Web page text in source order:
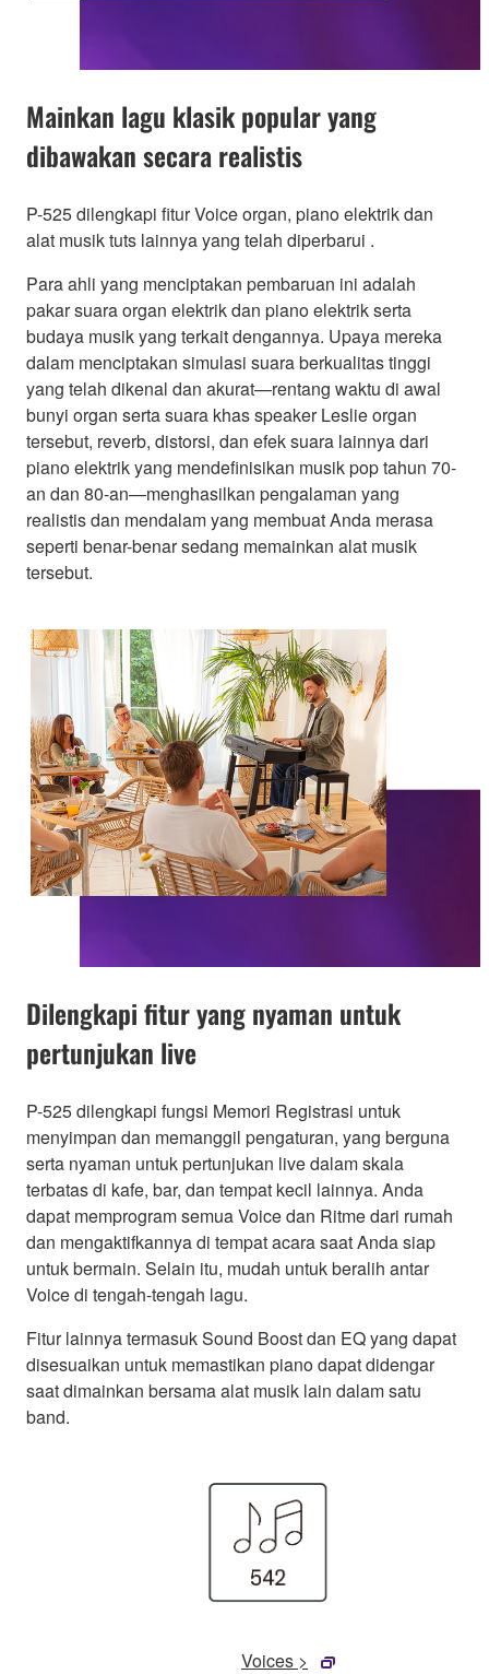
Mainkan lagu klasik popular yang
dibawakan secara realistis
P-525 dilengkapi fitur Voice organ, piano elektrik dan
alat musik tuts lainnya yang telah diperbarui .
Para ahli yang menciptakan pembaruan ini adalah
pakar suara organ elektrik dan piano elektrik serta
budaya musik yang terkait dengannya. Upaya mereka
dalam menciptakan simulasi suara berkualitas tinggi
yang telah dikenal dan akurat—rentang waktu di awal
bunyi organ serta suara khas speaker Leslie organ
tersebut, reverb, distorsi, dan efek suara lainnya dari
piano elektrik yang mendefinisikan musik pop tahun 70-
an dan 80-an—menghasilkan pengalaman yang
realistis dan mendalam yang membuat Anda merasa
seperti benar-benar sedang memainkan alat musik
tersebut.
Dilengkapi fitur yang nyaman untuk
pertunjukan live
P-525 dilengkapi fungsi Memori Registrasi untuk
menyimpan dan memanggil pengaturan, yang berguna
serta nyaman untuk pertunjukan live dalam skala
terbatas di kafe, bar, dan tempat kecil lainnya. Anda
dapat memprogram semua Voice dan Ritme dari rumah
dan mengaktifkannya di tempat acara saat Anda siap
untuk bermain. Selain itu, mudah untuk beralih antar
Voice di tengah-tengah lagu.
Fitur lainnya termasuk Sound Boost dan EQ yang dapat
disesuaikan untuk memastikan piano dapat didengar
saat dimainkan bersama alat musik lain dalam satu
band.
Voices >